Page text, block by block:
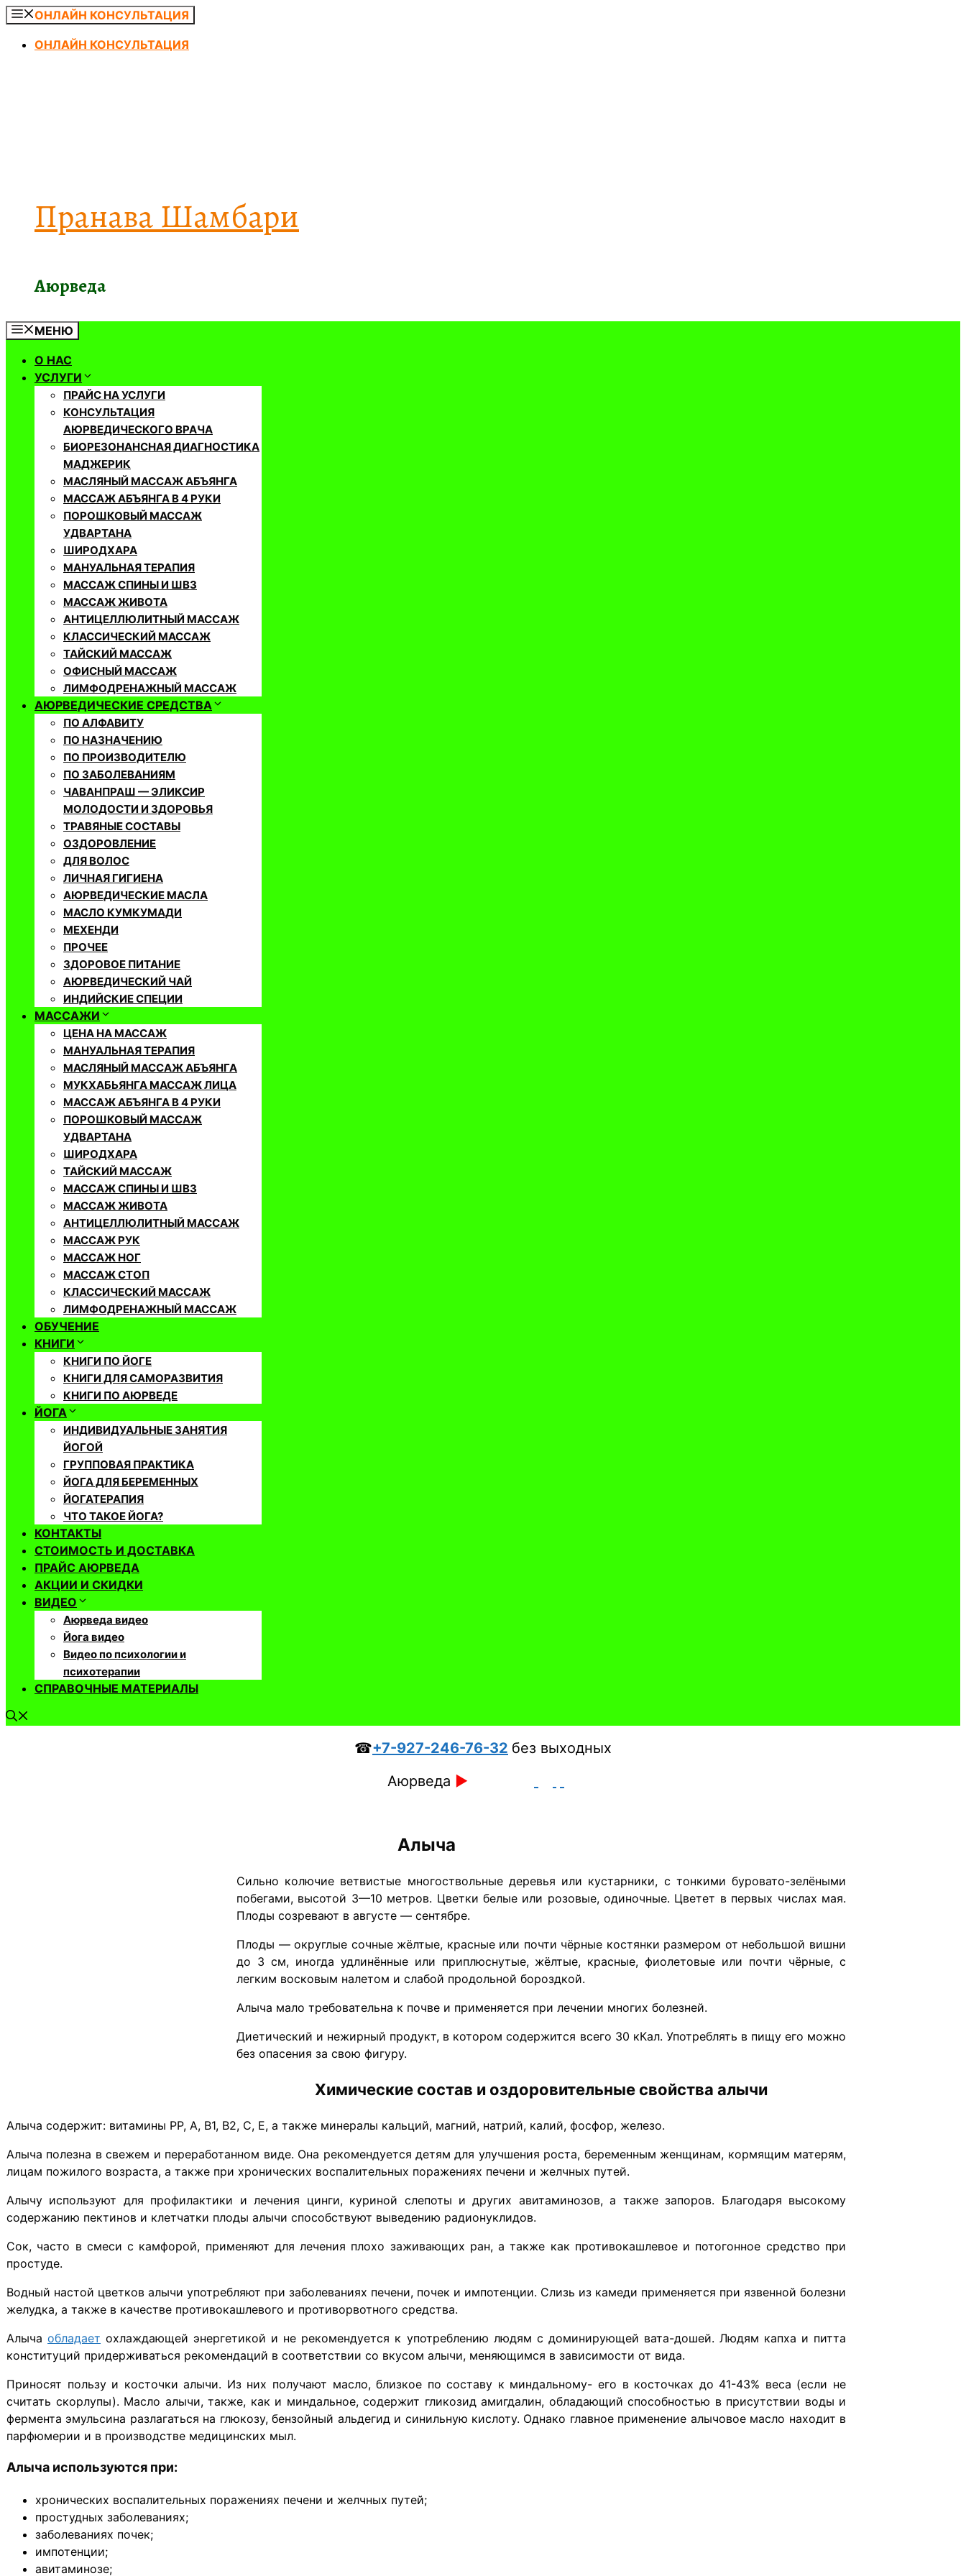
Перейти
содержимому
ОНЛАЙН КОНСУЛЬТАЦИЯ
ОНЛАЙН КОНСУЛЬТАЦИЯ
Пранава Шамбари
Аюрведа
МЕНЮ
О НАС
УСЛУГИ
ПРАЙС НА УСЛУГИ
КОНСУЛЬТАЦИЯ
АЮРВЕДИЧЕСКОГО ВРАЧА
БИОРЕЗОНАНСНАЯ ДИАГНОСТИКА
МАДЖЕРИК
МАСЛЯНЫЙ МАССАЖ АБЪЯНГА
МАССАЖ АБЪЯНГА В 4 РУКИ
ПОРОШКОВЫЙ МАССАЖ
УДВАРТАНА
ШИРОДХАРА
МАНУАЛЬНАЯ ТЕРАПИЯ
МАССАЖ СПИНЫ И ШВЗ
МАССАЖ ЖИВОТА
АНТИЦЕЛЛЮЛИТНЫЙ МАССАЖ
КЛАССИЧЕСКИЙ МАССАЖ
ТАЙСКИЙ МАССАЖ
ОФИСНЫЙ МАССАЖ
ЛИМФОДРЕНАЖНЫЙ МАССАЖ
АЮРВЕДИЧЕСКИЕ СРЕДСТВА
ПО АЛФАВИТУ
ПО НАЗНАЧЕНИЮ
ПО ПРОИЗВОДИТЕЛЮ
ПО ЗАБОЛЕВАНИЯМ
ЧАВАНПРАШ — ЭЛИКСИР
МОЛОДОСТИ И ЗДОРОВЬЯ
ТРАВЯНЫЕ СОСТАВЫ
ОЗДОРОВЛЕНИЕ
ДЛЯ ВОЛОС
ЛИЧНАЯ ГИГИЕНА
АЮРВЕДИЧЕСКИЕ МАСЛА
МАСЛО КУМКУМАДИ
МЕХЕНДИ
ПРОЧЕЕ
ЗДОРОВОЕ ПИТАНИЕ
АЮРВЕДИЧЕСКИЙ ЧАЙ
ИНДИЙСКИЕ СПЕЦИИ
МАССАЖИ
ЦЕНА НА МАССАЖ
МАНУАЛЬНАЯ ТЕРАПИЯ
МАСЛЯНЫЙ МАССАЖ АБЪЯНГА
МУКХАБЬЯНГА МАССАЖ ЛИЦА
МАССАЖ АБЪЯНГА В 4 РУКИ
ПОРОШКОВЫЙ МАССАЖ
УДВАРТАНА
ШИРОДХАРА
ТАЙСКИЙ МАССАЖ
МАССАЖ СПИНЫ И ШВЗ
МАССАЖ ЖИВОТА
АНТИЦЕЛЛЮЛИТНЫЙ МАССАЖ
МАССАЖ РУК
МАССАЖ НОГ
МАССАЖ СТОП
КЛАССИЧЕСКИЙ МАССАЖ
ЛИМФОДРЕНАЖНЫЙ МАССАЖ
ОБУЧЕНИЕ
КНИГИ
КНИГИ ПО ЙОГЕ
КНИГИ ДЛЯ САМОРАЗВИТИЯ
КНИГИ ПО АЮРВЕДЕ
ЙОГА
ИНДИВИДУАЛЬНЫЕ ЗАНЯТИЯ
ЙОГОЙ
ГРУППОВАЯ ПРАКТИКА
ЙОГА ДЛЯ БЕРЕМЕННЫХ
ЙОГАТЕРАПИЯ
ЧТО ТАКОЕ ЙОГА?
КОНТАКТЫ
СТОИМОСТЬ И ДОСТАВКА
ПРАЙС АЮРВЕДА
АКЦИИ И СКИДКИ
ВИДЕО
Аюрведа видео
Йога видео
Видео по психологии и
психотерапии
СПРАВОЧНЫЕ МАТЕРИАЛЫ
☎+7-927-246-76-32 без выходных
Аюрведа ►
Алыча
​Сильно колючие ветвистые многоствольные деревья или кустарники, с тонкими буровато-зелёными
побегами, высотой 3—10 метров. Цветки белые или розовые, одиночные. Цветет в первых числах мая.
Плоды созревают в августе — сентябре.
Плоды — округлые сочные жёлтые, красные или почти чёрные костянки размером от небольшой вишни
до 3 см, иногда удлинённые или приплюснутые, жёлтые, красные, фиолетовые или почти чёрные, с
легким восковым налетом и слабой продольной бороздкой.
Алыча мало требовательна к почве и применяется при лечении многих болезней.
Диетический и нежирный продукт, в котором содержится всего 30 кКал. Употреблять в пищу его можно
без опасения за свою фигуру.
Химические состав и оздоровительные свойства алычи
Алыча содержит: витамины РР, А, B1, B2, C, E, а также минералы кальций, магний, натрий, калий, фосфор, железо.
Алыча полезна в свежем и переработанном виде. Она рекомендуется детям для улучшения роста, беременным женщинам, кормящим матерям,
лицам пожилого возраста, а также при хронических воспалительных поражениях печени и желчных путей.
Алычу используют для профилактики и лечения цинги, куриной слепоты и других авитаминозов, а также запоров. Благодаря высокому
содержанию пектинов и клетчатки плоды алычи способствуют выведению радионуклидов.
Сок, часто в смеси с камфорой, применяют для лечения плохо заживающих ран, а также как противокашлевое и потогонное средство при
простуде.
Водный настой цветков алычи употребляют при заболеваниях печени, почек и импотенции. Слизь из камеди применяется при язвенной болезни
желудка, а также в качестве противокашлевого и противорвотного средства.
Алычаобладает охлаждающей энергетикой и не рекомендуется к употреблению людям с доминирующей вата-дошей. Людям капха и питта
конституций придерживаться рекомендаций в соответствии со вкусом алычи, меняющимся в зависимости от вида.
Приносят пользу и косточки алычи. Из них получают масло, близкое по составу к миндальному- его в косточках до 41-43% веса (если не
считать скорлупы). Масло алычи, также, как и миндальное, содержит гликозид амигдалин, обладающий способностью в присутствии воды и
фермента эмульсина разлагаться на глюкозу, бензойный альдегид и синильную кислоту. Однако главное применение алычовое масло находит в
парфюмерии и в производстве медицинских мыл.
Алыча используются при:
хронических воспалительных поражениях печени и желчных путей;
простудных заболеваниях;
заболеваниях почек;
импотенции;
авитаминозе;